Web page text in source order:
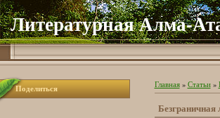
Литературная Алма-
Поделиться Главная» Статьи»